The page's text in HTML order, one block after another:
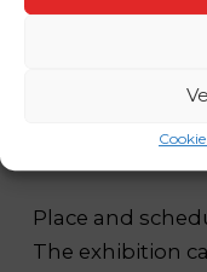
Place and
The exhibition